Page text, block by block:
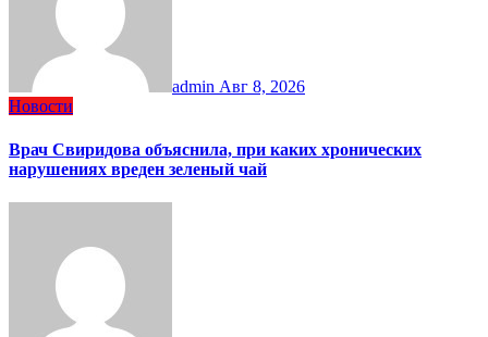
admin Авг 8, 2026
Новости
Врач Свиридова объяснила, при каких хронических
нарушениях вреден зеленый чай